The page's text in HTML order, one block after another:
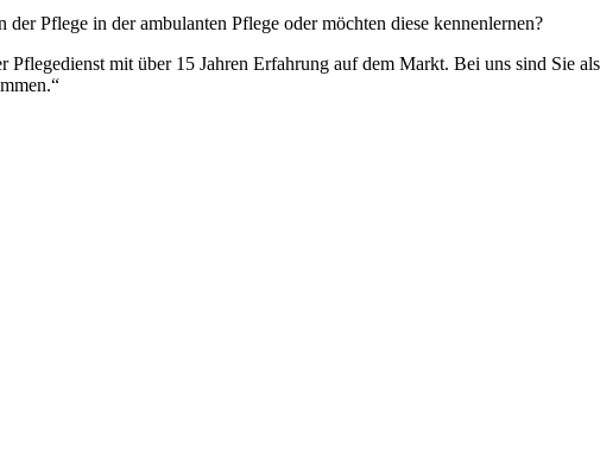
Pflege in der ambulanten Pflege oder möchten diese kennenlernen?
mit über 15 Jahren Erfahrung auf dem Markt. Bei uns sind Sie